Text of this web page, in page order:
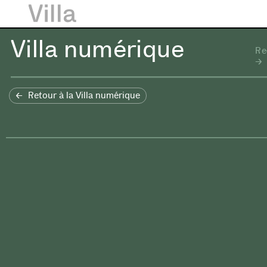
Villa numérique
Retour à la Villa numérique